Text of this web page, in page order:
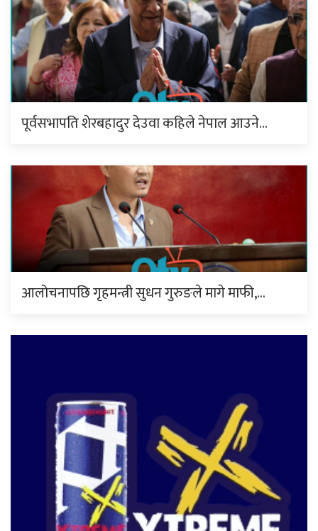
पूर्वसभापति शेरबहादुर देउवा कहिले नेपाल आउने…
आलोचनापछि गृहमन्त्री सुधन गुरुङले मागे माफी,…